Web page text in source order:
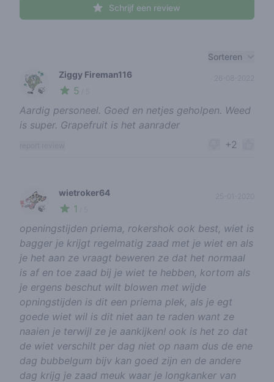
Schrijf een review
Sorteren
🍃
Ziggy Fireman116
5
Aardig personeel. Goed en netjes geholpen. Weed
is super. Grapefruit is het aanrader
+2
🍃
wietroker64
1
openingstijden priema, rokershok ook best, wiet is
bagger je krijgt regelmatig zaad met je wiet en als
je het aan ze vraagt beweren ze dat het normaal
is af en toe zaad bij je wiet te hebben, kortom als
je ergens beschut wilt blowen met wijde
opningstijden is dit een priema plek, als je egt
goede wiet wil is dit niet aan te raden want ze
naaien je terwijl ze je aankijken! ook is het zo dat
de wiet verschilt per dag niet op naam dus de ene
dag bubbelgum bijv kan goed zijn en de andere
dag krijg je zaad meuk waar je longkanker van